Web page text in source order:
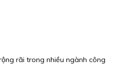
rãi trong nhiều ngành công